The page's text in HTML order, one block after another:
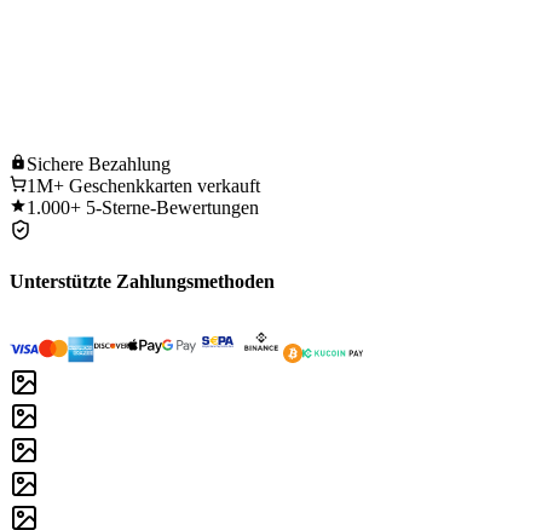
Sichere Bezahlung
1M+ Geschenkkarten verkauft
1.000+ 5-Sterne-Bewertungen
Unterstützte Zahlungsmethoden